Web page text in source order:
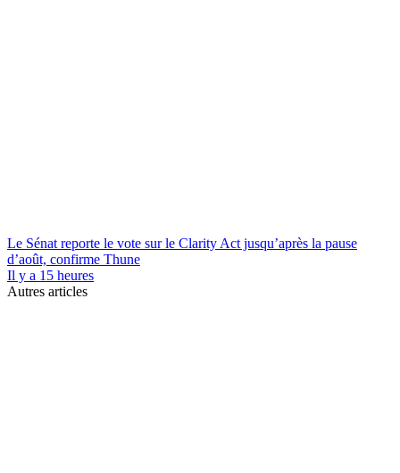
Le Sénat reporte le vote sur le Clarity Act jusqu’après la pause
d’août, confirme Thune
Il y a 15 heures
Autres articles